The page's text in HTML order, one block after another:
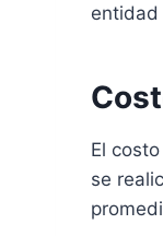
entidad
El
se